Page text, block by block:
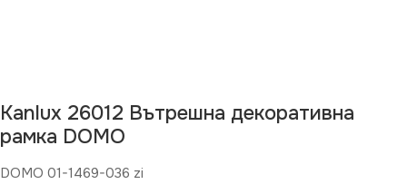
Kanlux 26012 Вътрешна декоративна
рамка DOMO
DOMO 01-1469-036 zi